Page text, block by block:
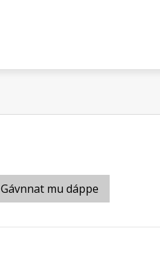
Gávnnat mu dáppe